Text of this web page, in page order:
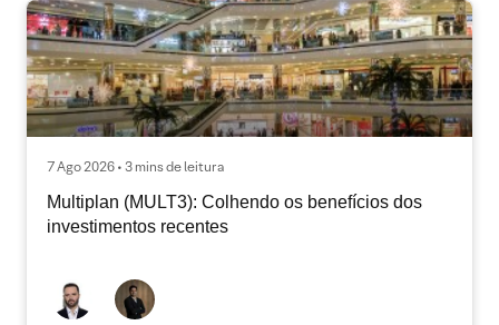
7 Ago 2026 • 3 mins de leitura
Multiplan (MULT3): Colhendo os benefícios dos
investimentos recentes